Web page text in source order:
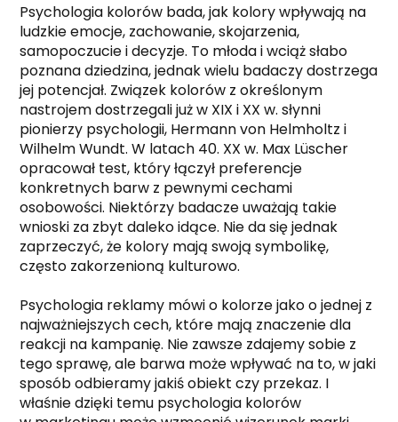
Psychologia kolorów bada, jak kolory wpływają na
ludzkie emocje, zachowanie, skojarzenia,
samopoczucie i decyzje. To młoda i wciąż słabo
poznana dziedzina, jednak wielu badaczy dostrzega
jej potencjał. Związek kolorów z określonym
nastrojem dostrzegali już w XIX i XX w. słynni
pionierzy psychologii, Hermann von Helmholtz i
Wilhelm Wundt. W latach 40. XX w. Max Lüscher
opracował test, który łączył preferencje
konkretnych barw z pewnymi cechami
osobowości. Niektórzy badacze uważają takie
wnioski za zbyt daleko idące. Nie da się jednak
zaprzeczyć, że kolory mają swoją symbolikę,
często zakorzenioną kulturowo.
Psychologia reklamy mówi o kolorze jako o jednej z
najważniejszych cech, które mają znaczenie dla
reakcji na kampanię. Nie zawsze zdajemy sobie z
tego sprawę, ale barwa może wpływać na to, w jaki
sposób odbieramy jakiś obiekt czy przekaz. I
właśnie dzięki temu psychologia kolorów